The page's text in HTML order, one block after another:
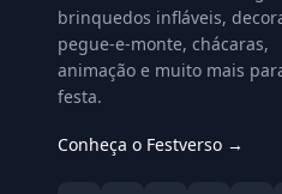
brinquedos infláveis,
pegue-e-monte, chácaras,
animação e muito mais
festa.
Conheça o Festverso →